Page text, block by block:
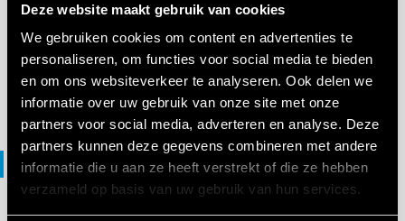
Deze website maakt gebruik van cookies
We gebruiken cookies om content en advertenties te
personaliseren, om functies voor social media te bieden
en om ons websiteverkeer te analyseren. Ook delen we
informatie over uw gebruik van onze site met onze
partners voor social media, adverteren en analyse. Deze
partners kunnen deze gegevens combineren met andere
informatie die u aan ze heeft verstrekt of die ze hebben
verzameld op basis van uw gebruik van hun services.
industrial automation
EN|| . PDF
Catalogs